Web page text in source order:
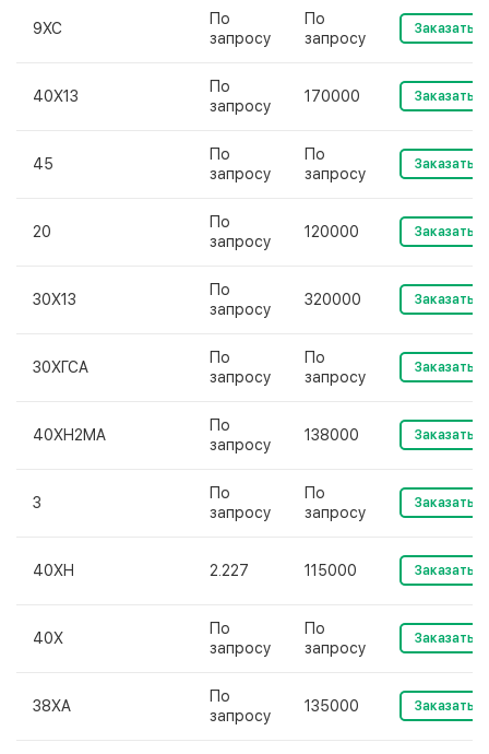
9ХС
По
запросу
По
запросу
Заказать
40Х13
По
запросу
170000 Заказать
45
По
запросу
По
запросу
Заказать
20
По
запросу
120000 Заказать
30Х13
По
запросу
320000 Заказать
30ХГСА
По
запросу
По
запросу
Заказать
40ХН2МА
По
запросу
138000 Заказать
3
По
запросу
По
запросу
Заказать
40ХН 2.227 115000 Заказать
40Х
По
запросу
По
запросу
Заказать
38ХА
По
запросу
135000 Заказать